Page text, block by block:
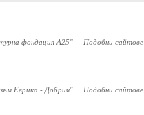
фондация А25" Подобни сайтове
Еврика - Добрич" Подобни сайтове